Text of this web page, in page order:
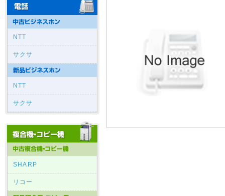
NTT
サクサ
NTT
サクサ
SHARP
リコー